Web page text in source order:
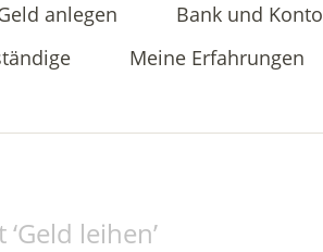
anlegen Bank und Konto
Meine Erfahrungen
Geld leihen’